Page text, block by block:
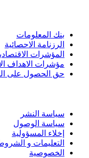
بنك المعلومات
الرزنامة الاحصائية
المؤشرات
مؤشرات الاهداف
حق الحصول على
سياسة النشر
سياسة الوصول
إخلاء المسؤولية
التعليمات و
الخصوصية